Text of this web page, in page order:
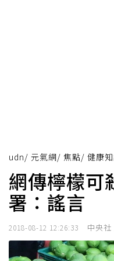
udn/ 元氣網/ 焦點/ 健康
網傳檸檬可
署：謠言
2018-08-12 12:26:33 中央